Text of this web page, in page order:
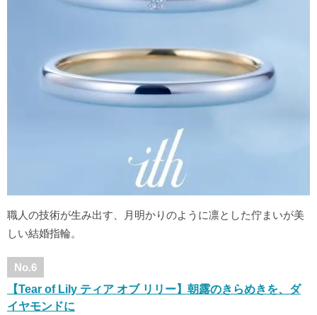
職人の技術が生み出す、月明かりのように凛とした佇まいが美
しい結婚指輪。
No.6
【Tear of Lily ティア オブ リリー】朝露のきらめきを、ダ
イヤモンドに